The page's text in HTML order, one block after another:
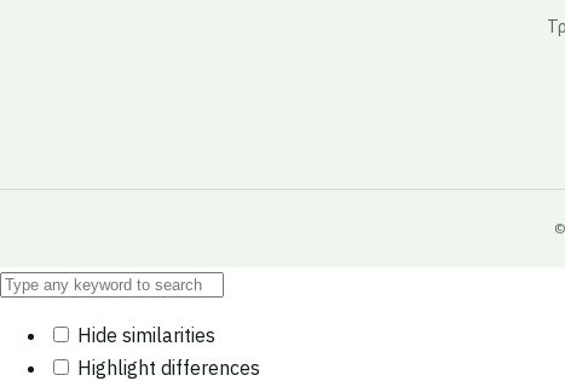
Hide similarities
Highlight differences